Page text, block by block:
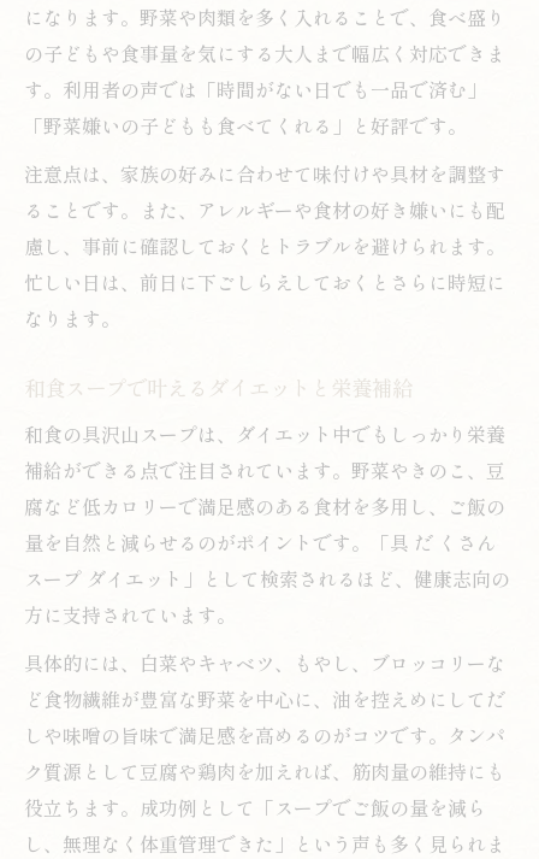
になります。野菜や肉類を多く入れることで、食べ盛り
の子どもや食事量を気にする大人まで幅広く対応できま
す。利用者の声では「時間がない日でも一品で済む」
「野菜嫌いの子どもも食べてくれる」と好評です。
注意点は、家族の好みに合わせて味付けや具材を調整す
ることです。また、アレルギーや食材の好き嫌いにも配
慮し、事前に確認しておくとトラブルを避けられます。
忙しい日は、前日に下ごしらえしておくとさらに時短に
なります。
和食スープで叶えるダイエットと栄養補給
和食の具沢山スープは、ダイエット中でもしっかり栄養
補給ができる点で注目されています。野菜やきのこ、豆
腐など低カロリーで満足感のある食材を多用し、ご飯の
量を自然と減らせるのがポイントです。「具 だ くさん
スープ ダイエット」として検索されるほど、健康志向の
方に支持されています。
具体的には、白菜やキャベツ、もやし、ブロッコリーな
ど食物繊維が豊富な野菜を中心に、油を控えめにしてだ
しや味噌の旨味で満足感を高めるのがコツです。タンパ
ク質源として豆腐や鶏肉を加えれば、筋肉量の維持にも
役立ちます。成功例として「スープでご飯の量を減ら
し、無理なく体重管理できた」という声も多く見られま